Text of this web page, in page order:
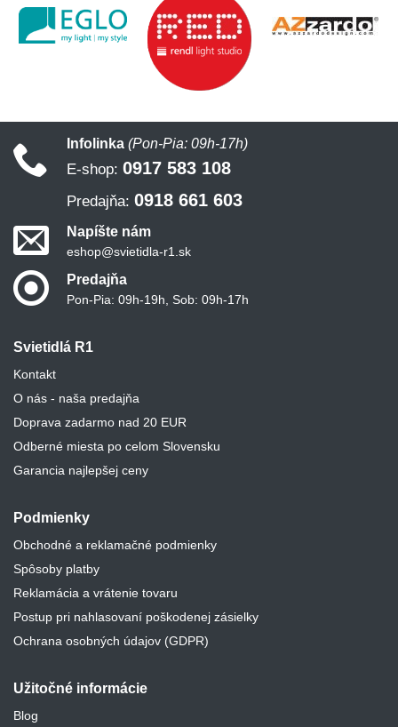
Svietidlá R1
Kontakt
O nás - naša predajňa
Doprava zadarmo nad 20 EUR
Odberné miesta po celom Slovensku
Garancia najlepšej ceny
Podmienky
Obchodné a reklamačné podmienky
Spôsoby platby
Reklamácia a vrátenie tovaru
Postup pri nahlasovaní poškodenej zásielky
Ochrana osobných údajov (GDPR)
Užitočné informácie
Blog
Infolinka (Pon-Pia: 09h-17h)
E-shop: 0917 583 108
Predajňa: 0918 661 603
Napíšte nám
eshop@svietidla-r1.sk
Predajňa
Pon-Pia: 09h-19h, Sob: 09h-17h